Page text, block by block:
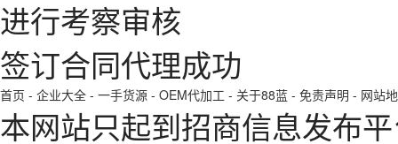
进行考察审核
签订合同代理成功
首页 - 企业大全 - 一手货源 - OEM代加工 - 关于88蓝 - 免责声明 - 网站
本网站只起到招商信息发布